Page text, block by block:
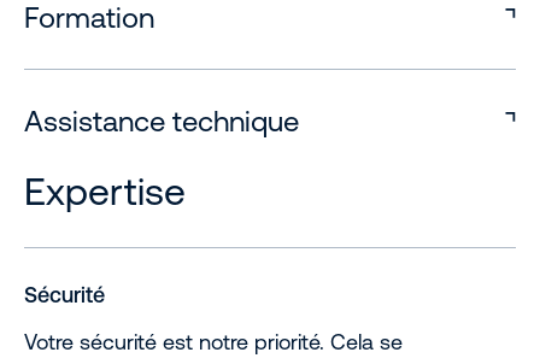
Formation
Assistance technique
Expertise
Sécurité
Votre sécurité est notre priorité. Cela se